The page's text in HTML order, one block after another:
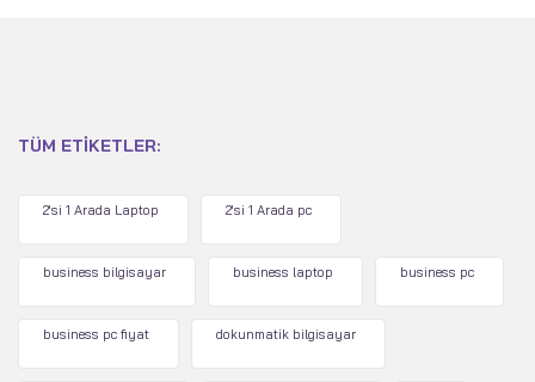
TÜM ETIKETLER:
2'si 1 Arada Laptop 2'si 1 Arada pc
business bilgisayar business laptop business pc
business pc fiyat dokunmatik bilgisayar